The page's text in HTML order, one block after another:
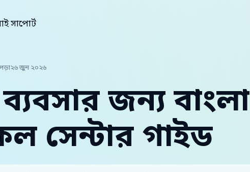
সাপোর্ট
২৬ জুন ২০২৬
জন্য বাংলা
সেন্টার গাইড